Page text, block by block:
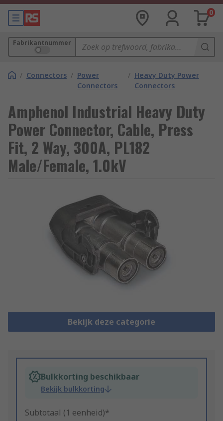
0
Fabrikantnummer
/ Connectors / Power
Connectors
/ Heavy Duty Power
Connectors
Amphenol Industrial Heavy Duty
Power Connector, Cable, Press
Fit, 2 Way, 300A, PL182
Male/Female, 1.0kV
Bekijk deze categorie
Bulkkorting beschikbaar
Bekijk bulkkorting
Subtotaal (1 eenheid)*